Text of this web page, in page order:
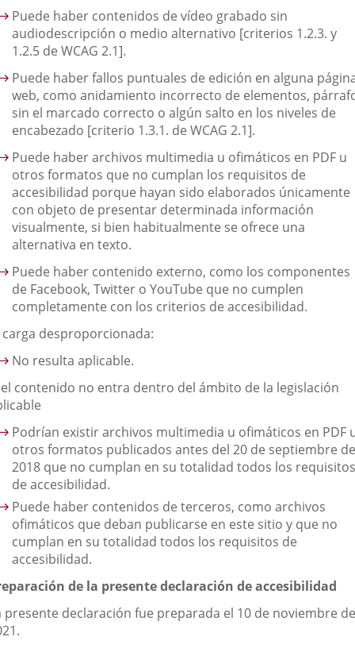
Puede haber contenidos de vídeo grabado sin
audiodescripción o medio alternativo [criterios 1.2.3. y
1.2.5 de WCAG 2.1].
Puede haber fallos puntuales de edición en alguna
web, como anidamiento incorrecto de elementos,
sin el marcado correcto o algún salto en los niveles de
encabezado [criterio 1.3.1. de WCAG 2.1].
Puede haber archivos multimedia u ofimáticos en PDF u
otros formatos que no cumplan los requisitos de
accesibilidad porque hayan sido elaborados únicamente
con objeto de presentar determinada información
visualmente, si bien habitualmente se ofrece una
alternativa en texto.
Puede haber contenido externo, como los componentes
de Facebook, Twitter o YouTube que no cumplen
completamente con los criterios de accesibilidad.
carga desproporcionada:
No resulta aplicable.
contenido no entra dentro del ámbito de la legislación
Podrían existir archivos multimedia u ofimáticos en PDF
otros formatos publicados antes del 20 de septiembre de
2018 que no cumplan en su totalidad todos los requisitos
de accesibilidad.
Puede haber contenidos de terceros, como archivos
ofimáticos que deban publicarse en este sitio y que no
cumplan en su totalidad todos los requisitos de
accesibilidad.
de la presente declaración de accesibilidad
presente declaración fue preparada el 10 de noviembre de